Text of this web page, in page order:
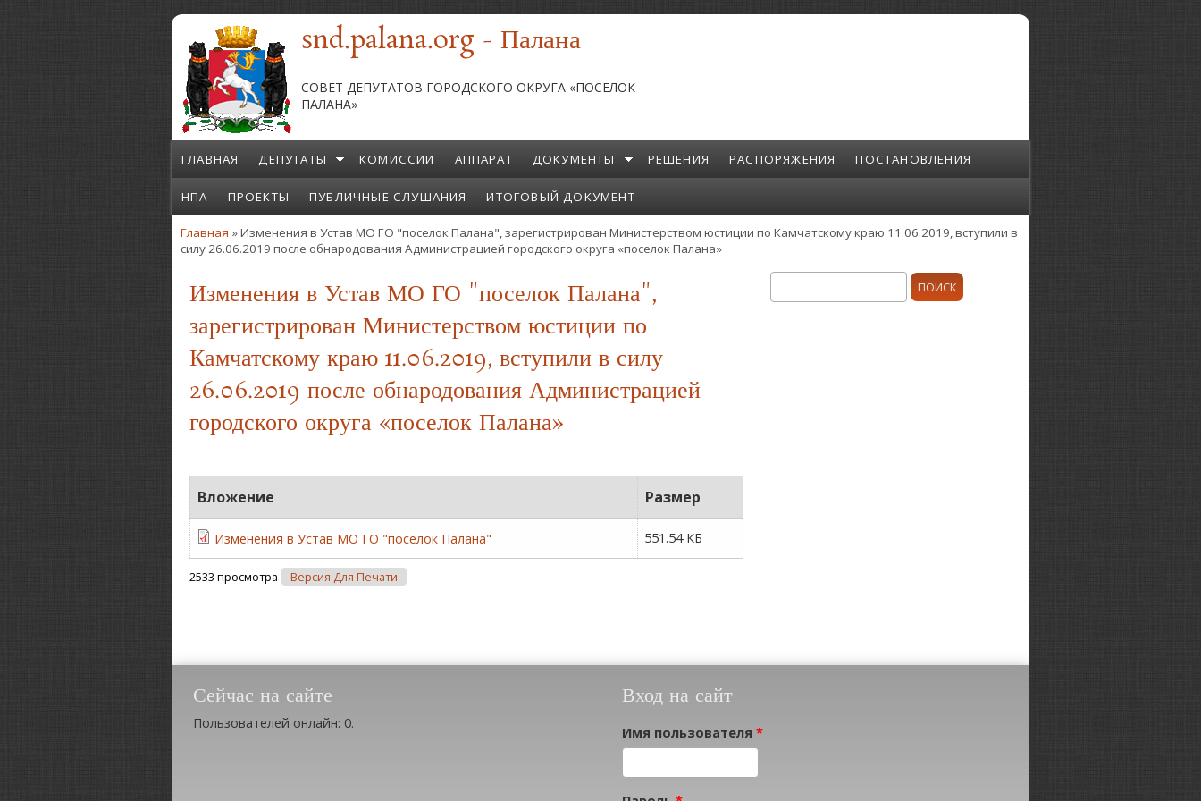
Перейти к основному содержанию snd.palana.org - Палана
СОВЕТ ДЕПУТАТОВ ГОРОДСКОГО ОКРУГА «ПОСЕЛОК
ПАЛАНА»
ГЛАВНАЯ ДЕПУТАТЫ КОМИССИИ АППАРАТ ДОКУМЕНТЫ РЕШЕНИЯ РАСПОРЯЖЕНИЯ ПОСТАНОВЛЕНИЯ
НПА ПРОЕКТЫ ПУБЛИЧНЫЕ СЛУШАНИЯ ИТОГОВЫЙ ДОКУМЕНТ
Вы здесь
Главная » Изменения в Устав МО ГО "поселок Палана", зарегистрирован Министерством юстиции по Камчатскому краю 11.06.2019, вступили в
силу 26.06.2019 после обнародования Администрацией городского округа «поселок Палана»
Изменения в Устав МО ГО "поселок Палана",
зарегистрирован Министерством юстиции по
Камчатскому краю 11.06.2019, вступили в силу
26.06.2019 после обнародования Администрацией
городского округа «поселок Палана»
Вложение Размер
Изменения в Устав МО ГО "поселок Палана" 551.54 КБ
2533 просмотра Версия Для Печати
Форма поиска
Сейчас на сайте
Пользователей онлайн: 0.
Вход на сайт
Имя пользователя *